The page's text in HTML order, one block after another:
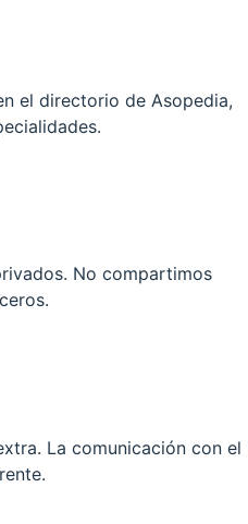
el directorio de Asopedia,
No compartimos
La comunicación con el